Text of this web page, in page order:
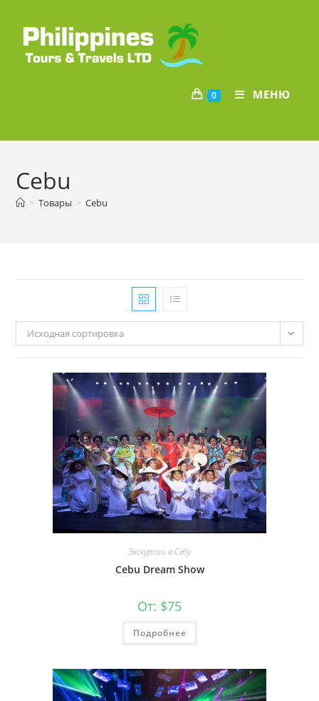
содержимому
0 МЕНЮ
Cebu
> Товары > Cebu
Исходная сортировка
Экскурсии в Себу
Cebu Dream Show
От: $75
Подробнее